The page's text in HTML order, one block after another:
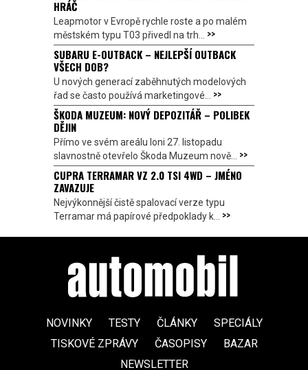
HRÁČ
Leapmotor v Evropě rychle roste a po malém
městském typu T03 přivedl na trh... >>
SUBARU E-OUTBACK – NEJLEPŠÍ OUTBACK
VŠECH DOB?
U nových generací zaběhnutých modelových
řad se často používá marketingové... >>
ŠKODA MUZEUM: NOVÝ DEPOZITÁŘ – POLIBEK
DĚJIN
Přímo ve svém areálu loni 27. listopadu
slavnostně otevřelo Škoda Muzeum nově... >>
CUPRA TERRAMAR VZ 2.0 TSI 4WD – JMÉNO
ZAVAZUJE
Nejvýkonnější čistě spalovací verze typu
Terramar má papírové předpoklady k... >>
NOVINKY TESTY ČLÁNKY
SPECIÁLY
TISKOVÉ ZPRÁVY
ČASOPISY
BAZAR
NEWSLETTER